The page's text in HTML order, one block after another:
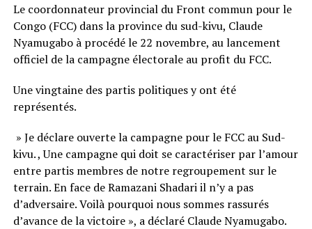
Le coordonnateur provincial du Front commun pour le
Congo (FCC) dans la province du sud-kivu, Claude
Nyamugabo à procédé le 22 novembre, au lancement
officiel de la campagne électorale au profit du FCC.
Une vingtaine des partis politiques y ont été
représentés.
» Je déclare ouverte la campagne pour le FCC au Sud-
kivu. , Une campagne qui doit se caractériser par l’amour
entre partis membres de notre regroupement sur le
terrain. En face de Ramazani Shadari il n’y a pas
d’adversaire. Voilà pourquoi nous sommes rassurés
d’avance de la victoire », a déclaré Claude Nyamugabo.